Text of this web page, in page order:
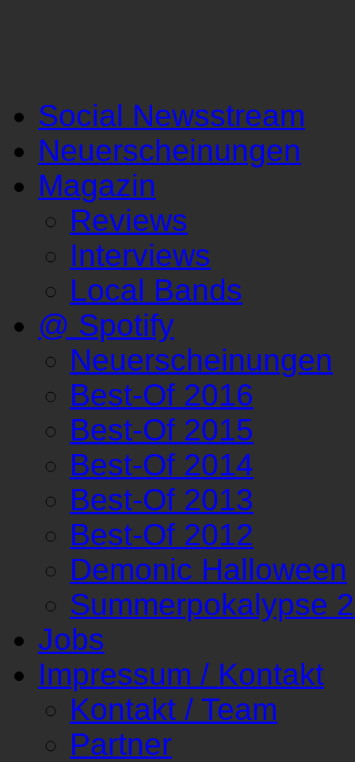
Social Newsstream
Neuerscheinungen
Magazin
Reviews
Interviews
Local Bands
@ Spotify
Neuerscheinungen
Best-Of 2016
Best-Of 2015
Best-Of 2014
Best-Of 2013
Best-Of 2012
Demonic Halloween
Summerpokalypse
Jobs
Impressum / Kontakt
Kontakt / Team
Partner